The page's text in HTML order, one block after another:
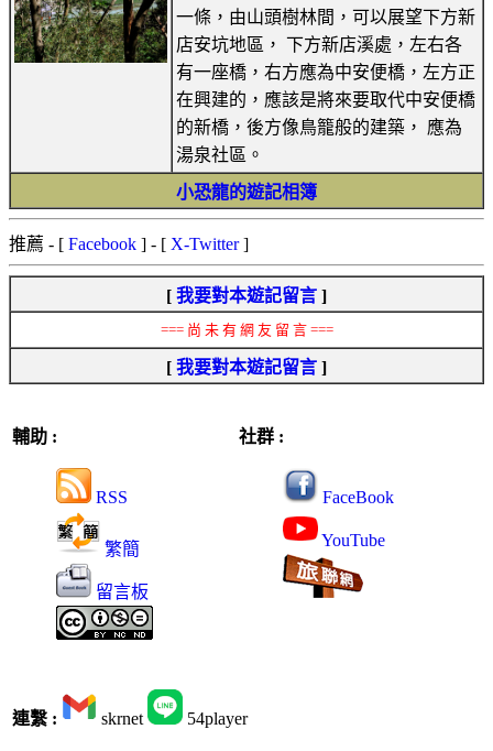
一條，由山頭樹林間，可以展望下方新
店安坑地區， 下方新店溪處，左右各
有一座橋，右方應為中安便橋，左方正
在興建的，應該是將來要取代中安便橋
的新橋，後方像鳥籠般的建築， 應為
湯泉社區。
小恐龍的遊記相簿
推薦 - [ Facebook ] - [ X-Twitter]
[ 我要對本遊記留言 ]
=== 尚 未 有 網 友 留 言 ===
[ 我要對本遊記留言 ]
輔助 :
RSS
繁簡
留言板
社群 :
FaceBook
YouTube
連繫 : skrnet 54player